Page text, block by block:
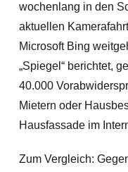
wochenlang in den
aktuellen
Microsoft Bing
„Spiegel“ berichtet,
40.000
Mietern oder
Hausfassade im
Zum Vergleich: